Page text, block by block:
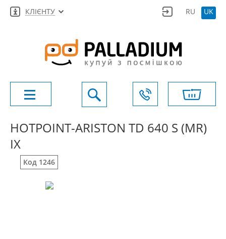
КЛІЄНТУ RU UK
HOTPOINT-ARISTON TD 640 S (MR)
IX
Код 1246